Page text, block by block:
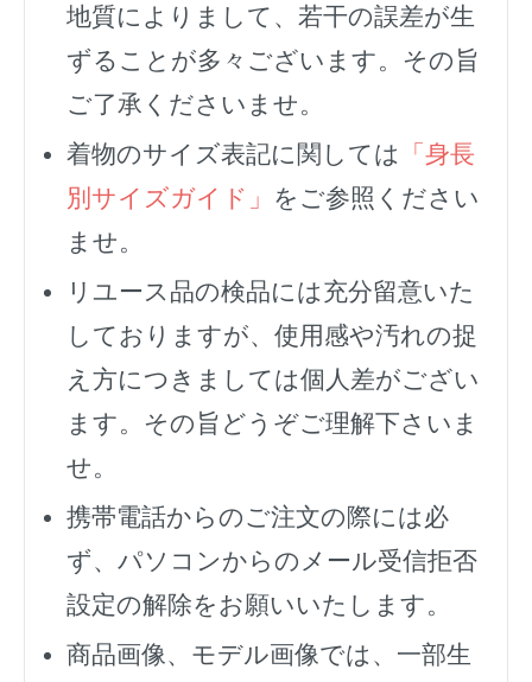
地質によりまして、若干の誤差が生
ずることが多々ございます。その旨
ご了承くださいませ。
着物のサイズ表記に関しては
「身長
別サイズガイド」 をご参照ください
ませ。
リユース品の検品には充分留意いた
しておりますが、使用感や汚れの捉
え方につきましては個人差がござい
ます。その旨どうぞご理解下さいま
せ。
携帯電話からのご注文の際には必
ず、 パソコンからのメール受信拒否
設定の解除をお願いいたします。
商品画像、モデル画像では、一部生